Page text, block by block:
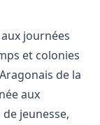
journées
et colonies
de la
aux
jeunesse,